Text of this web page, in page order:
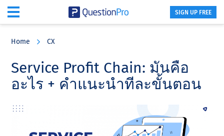
content
sidebar
SIGN UP FREE
Home CX
Service Profit Chain: มันคือ
อะไร + คําแนะนําทีละขั้นตอน